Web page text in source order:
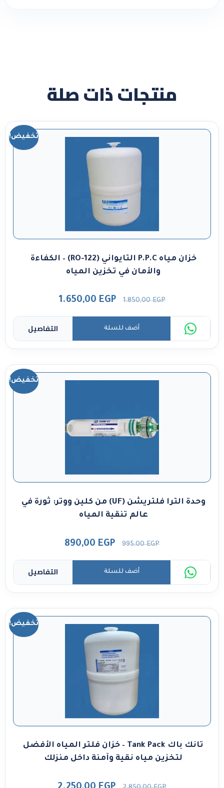
منتجات ذات صلة
تخفيض!
خزان مياه P.P.C التايواني (RO-122) – الكفاءة
والأمان في تخزين المياه
1.850,00EGP
1.650,00 EGP
التفاصيل أضف للسلة
تخفيض!
وحدة الترا فلتريشن (UF) من كلين ووتر: ثورة في
عالم تنقية المياه
995,00EGP
890,00 EGP
التفاصيل أضف للسلة
تخفيض!
تانك باك Tank Pack – خزان فلتر المياه الأفضل
لتخزين مياه نقية وآمنة داخل منزلك